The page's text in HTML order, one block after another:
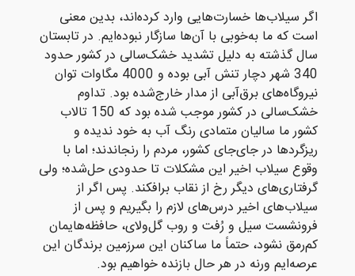
اگر سیلاب‌ها خسارت‌هایی وارد کرده‌اند، بدین معنی
است که ما به‌خوبی با آن‌ها سازگار نبوده‌ایم. در تابستان
سال گذشته به دلیل تشدید خشک‌سالی در کشور حدود
340 شهر دچار تنش آبی بوده و 4000 مگاوات توان
نیروگاه‌های برق‌آبی از مدار خارج‌شده بود. تداوم
خشک‌سالی در کشور موجب شده بود که 150 تالاب
کشور ما سالیان متمادی رنگ آب به خود ندیده و
ریز‌گردها در جای‌جای کشور، مردم را رنجاندند؛ اما با
وقوع سیلاب اخیر این مشکلات تا حدودی حل‌شده؛ ولی
گرفتاری‌های دیگر رخ از نقاب برافکند. پس اگر از
سیلاب‌های اخیر درس‌های لازم را بگیریم و پس از
فرونشست سیل و رُفت و روب گل‌و‌لای، حافظه‌هایمان
کم‌رمق نشود، حتماً ما ساکنان این سرزمین برندگان این
عرصه‌ایم ورنه در هر حال بازنده خواهیم بود.